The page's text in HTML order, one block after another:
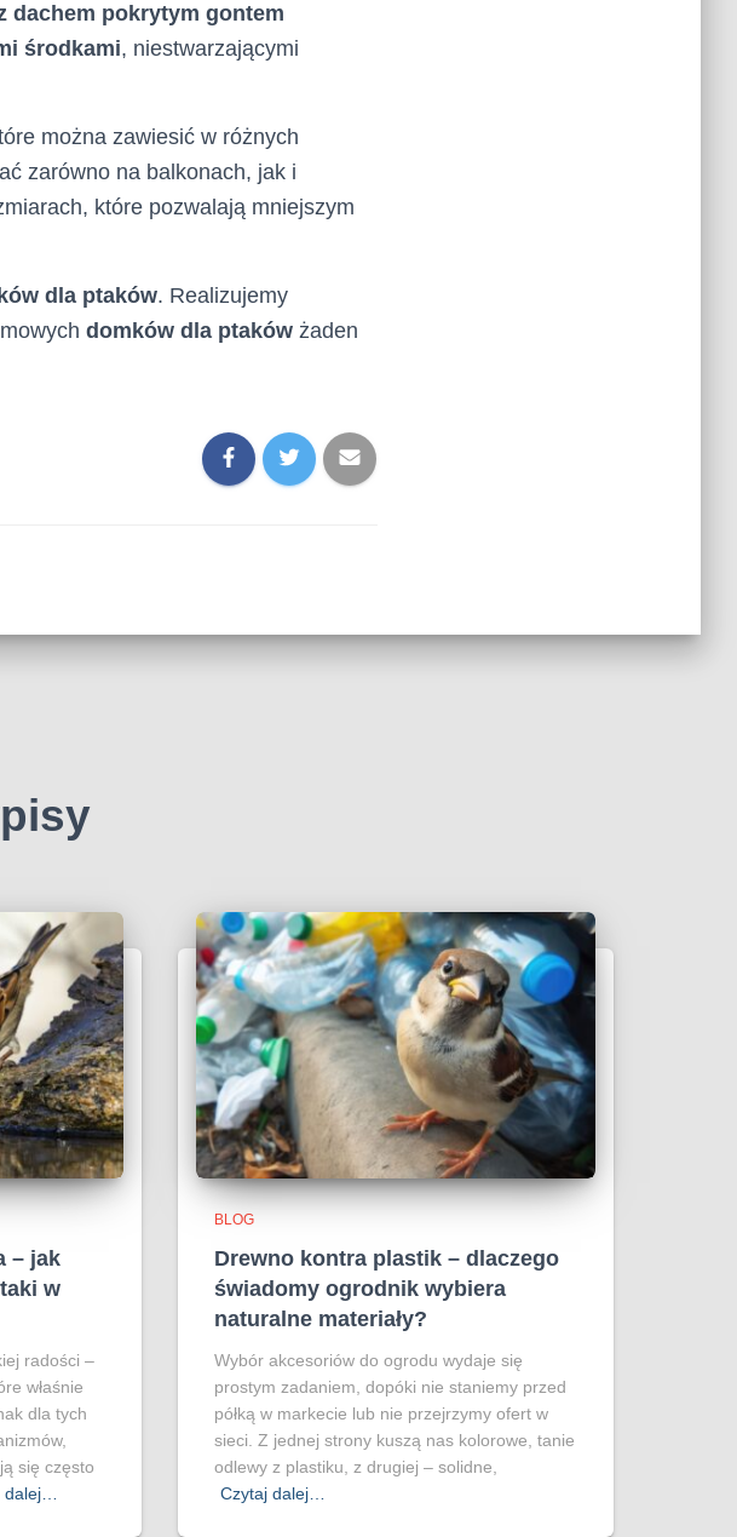
dachem pokrytym gontem
środkami, niestwarzającymi
można zawiesić w różnych
zarówno na balkonach, jak i
które pozwalają mniejszym
dla ptaków. Realizujemy
domków dla ptaków żaden
– jak
w
radości –
właśnie
dla tych
się często
dalej…
BLOG
Drewno kontra plastik – dlaczego
świadomy ogrodnik wybiera
naturalne materiały?
Wybór akcesoriów do ogrodu wydaje się
prostym zadaniem, dopóki nie staniemy przed
półką w markecie lub nie przejrzymy ofert w
sieci. Z jednej strony kuszą nas kolorowe, tanie
odlewy z plastiku, z drugiej – solidne,
Czytaj dalej…